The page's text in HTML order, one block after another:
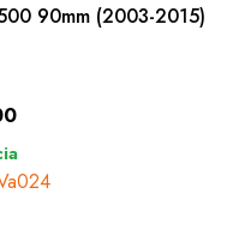
90mm (2003-2015)